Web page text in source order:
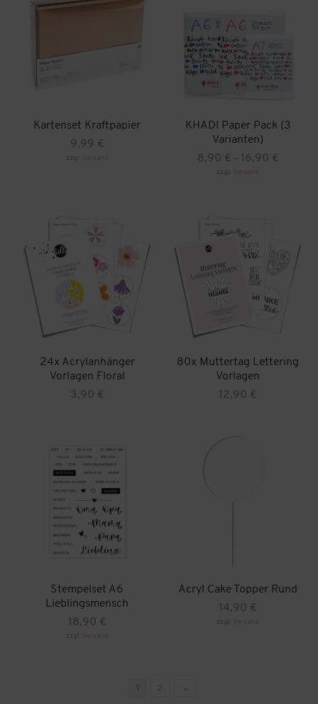
Kartenset Kraftpapier
9,99 €
zzgl. Versand
KHADI Paper Pack (3
Varianten)
8,90 € – 16,90 €
zzgl. Versand
Die
Optionen
können
Produktseite
gewählt
werden
24x Acrylanhänger
Vorlagen Floral
3,90 €
80x Muttertag Lettering
Vorlagen
12,90 €
Stempelset A6
Lieblingsmensch
18,90 €
zzgl. Versand
Acryl Cake Topper Rund
14,90 €
zzgl. Versand
2 →